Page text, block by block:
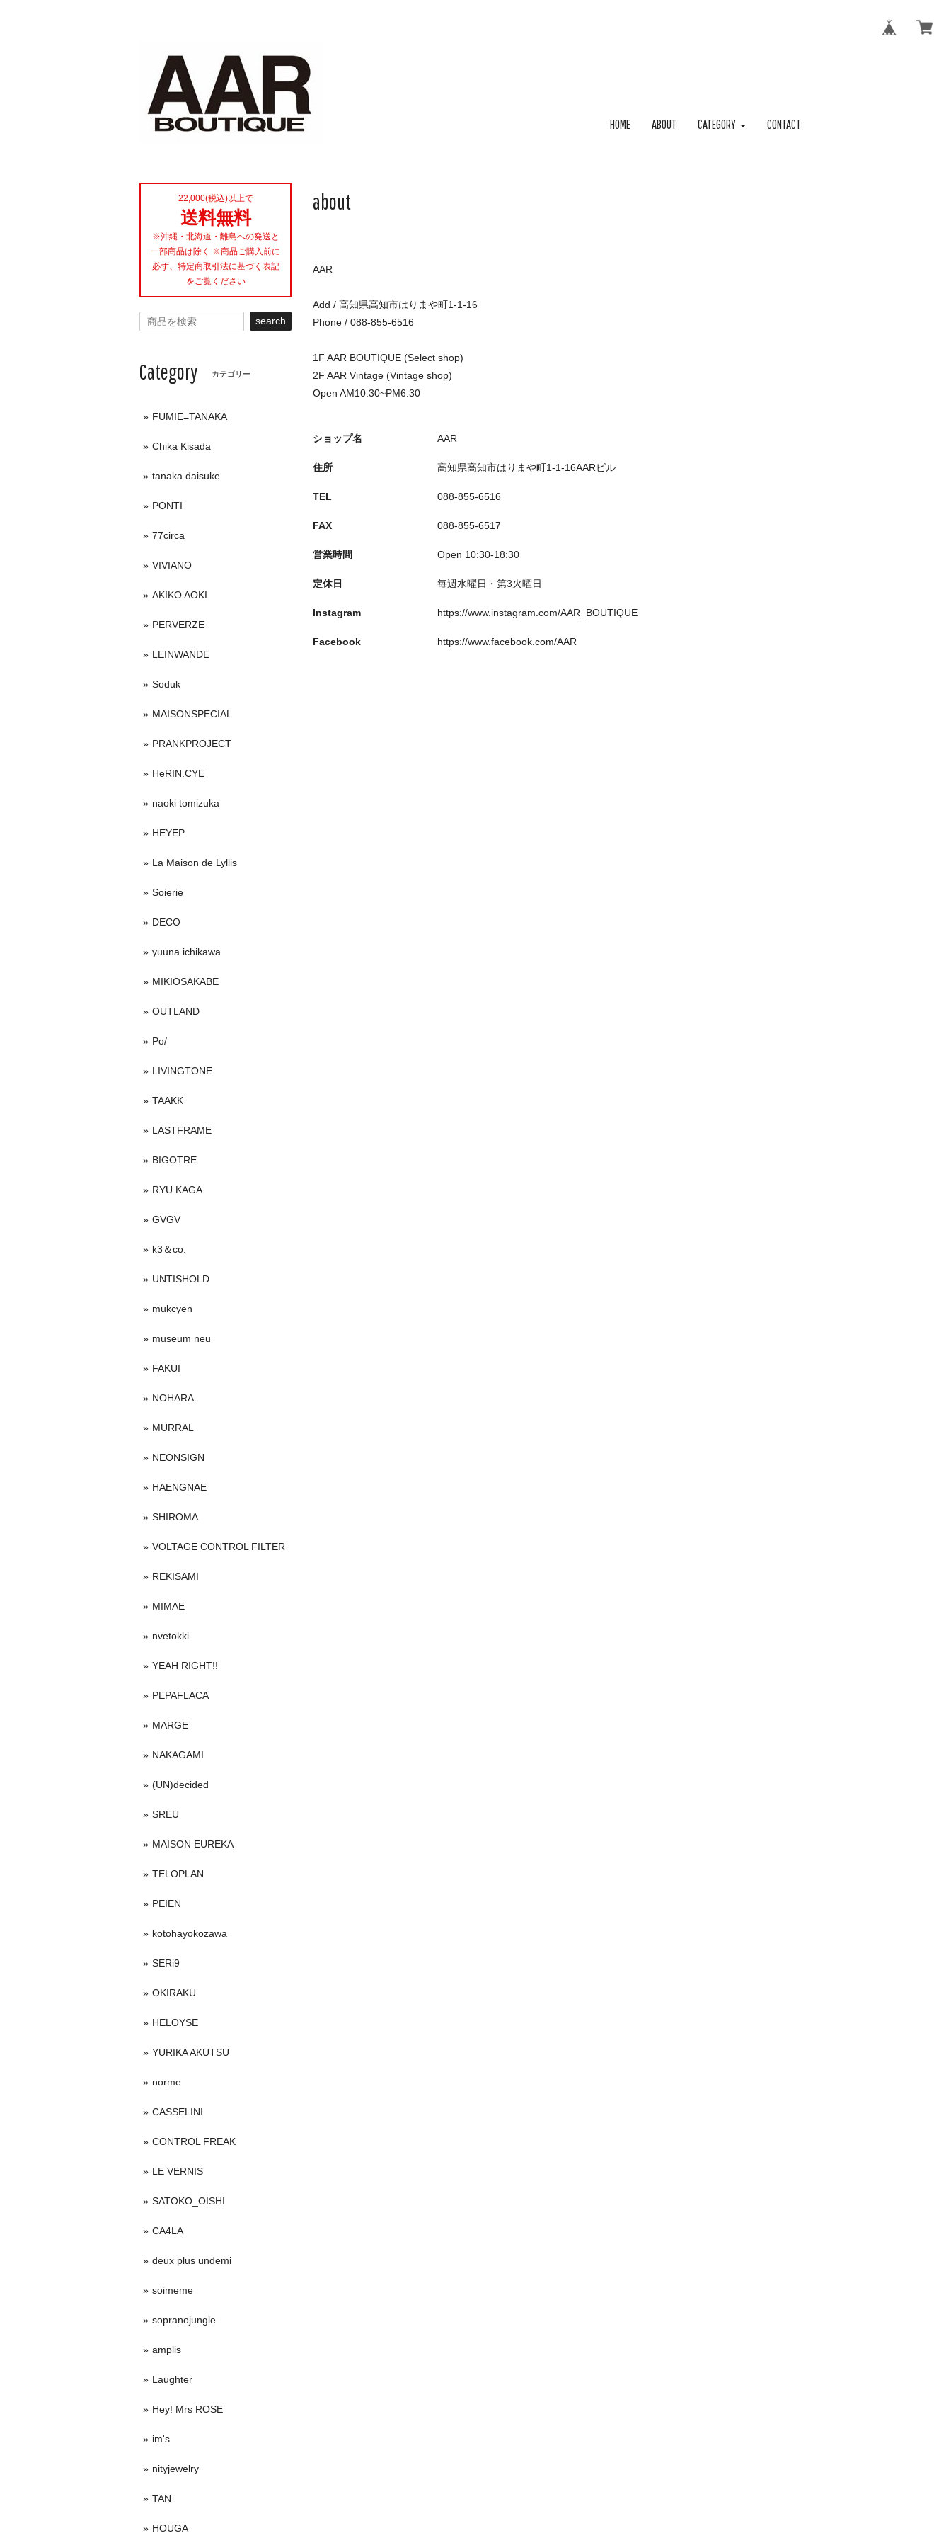
HOME ABOUT CATEGORY CONTACT
about
AAR
Add / 高知県高知市はりまや町1-1-16
Phone / 088-855-6516
1F AAR BOUTIQUE (Select shop)
2F AAR Vintage (Vintage shop)
Open AM10:30~PM6:30
ショップ名 AAR
住所 高知県高知市はりまや町1-1-16AARビル
TEL 088-855-6516
FAX 088-855-6517
営業時間 Open 10:30-18:30
定休日 毎週水曜日・第3火曜日
Instagram https://www.instagram.com/AAR_BOUTIQUE
Facebook https://www.facebook.com/AAR
22,000(税込)以上で
送料無料
※沖縄・北海道・離島への発送と
一部商品は除く ※商品ご購入前に
必ず、特定商取引法に基づく表記
をご覧ください
search
Category カテゴリー
FUMIE=TANAKA
Chika Kisada
tanaka daisuke
PONTI
77circa
VIVIANO
AKIKO AOKI
PERVERZE
LEINWANDE
Soduk
MAISONSPECIAL
PRANKPROJECT
HeRIN.CYE
naoki tomizuka
HEYEP
La Maison de Lyllis
Soierie
DECO
yuuna ichikawa
MIKIOSAKABE
OUTLAND
Po/
LIVINGTONE
TAAKK
LASTFRAME
BIGOTRE
RYU KAGA
GVGV
k3＆co.
UNTISHOLD
mukcyen
museum neu
FAKUI
NOHARA
MURRAL
NEONSIGN
HAENGNAE
SHIROMA
VOLTAGE CONTROL FILTER
REKISAMI
MIMAE
nvetokki
YEAH RIGHT!!
PEPAFLACA
MARGE
NAKAGAMI
(UN)decided
SREU
MAISON EUREKA
TELOPLAN
PEIEN
kotohayokozawa
SERi9
OKIRAKU
HELOYSE
YURIKA AKUTSU
norme
CASSELINI
CONTROL FREAK
LE VERNIS
SATOKO_OISHI
CA4LA
deux plus undemi
soimeme
sopranojungle
amplis
Laughter
Hey! Mrs ROSE
im's
nityjewelry
TAN
HOUGA